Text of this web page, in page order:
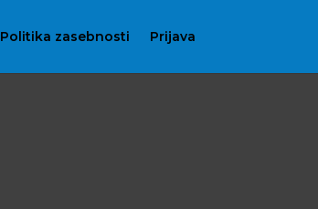
Politika zasebnosti Prijava